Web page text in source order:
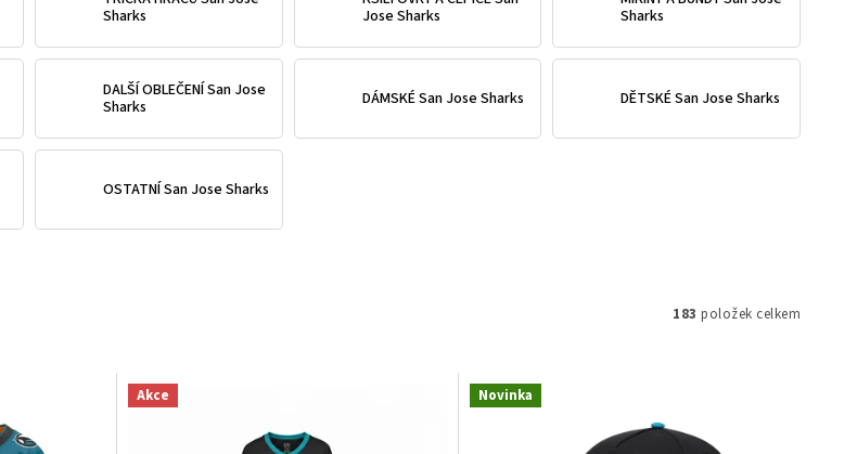
Sharks
Jose Sharks
Sharks
DALŠÍ OBLEČENÍ San Jose
Sharks
DÁMSKÉ San Jose Sharks DĚTSKÉ San Jose Sharks
OSTATNÍ San Jose Sharks
183 položek celkem
Akce Novinka